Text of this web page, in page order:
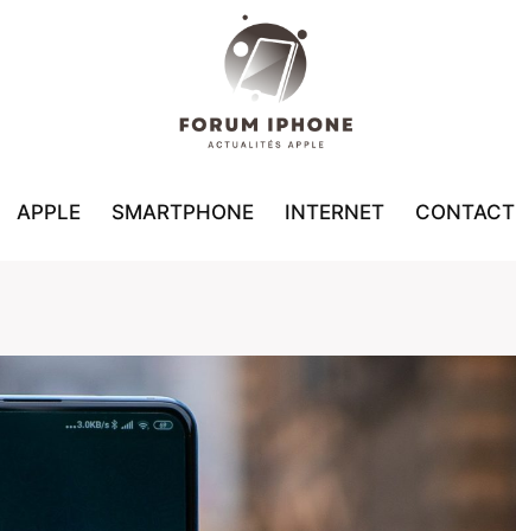
APPLE SMARTPHONE INTERNET CONTACT